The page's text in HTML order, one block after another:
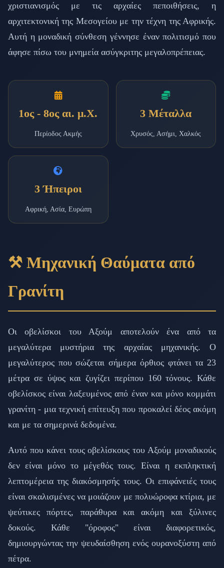
χριστιανισμός με τις αρχαίες πεποιθήσεις, η
αρχιτεκτονική της Μεσογείου με την τέχνη της Αφρικής.
Αυτή η μοναδική σύνθεση γέννησε έναν πολιτισμό που
άφησε πίσω του μνημεία ασύγκριτης μεγαλοπρέπειας.
1ος - 8ος αι. μ.Χ.
Περίοδος Ακμής
3 Μέταλλα
Χρυσός, Ασήμι, Χαλκός
3 Ήπειροι
Αφρική, Ασία, Ευρώπη
⚒️ Μηχανική Θαύματα από
Γρανίτη
Οι οβελίσκοι του Αξούμ αποτελούν ένα από τα
μεγαλύτερα μυστήρια της αρχαίας μηχανικής. Ο
μεγαλύτερος που σώζεται σήμερα όρθιος φτάνει τα 23
μέτρα σε ύψος και ζυγίζει περίπου 160 τόνους. Κάθε
οβελίσκος είναι λαξευμένος από έναν και μόνο κομμάτι
γρανίτη - μια τεχνική επίτευξη που προκαλεί δέος ακόμη
και με τα σημερινά δεδομένα.
Αυτό που κάνει τους οβελίσκους του Αξούμ μοναδικούς
δεν είναι μόνο το μέγεθός τους. Είναι η εκπληκτική
λεπτομέρεια της διακόσμησής τους. Οι επιφάνειές τους
είναι σκαλισμένες να μοιάζουν με πολυώροφα κτίρια, με
ψεύτικες πόρτες, παράθυρα και ακόμη και ξύλινες
δοκούς. Κάθε "όροφος" είναι διαφορετικός,
δημιουργώντας την ψευδαίσθηση ενός ουρανοξύστη από
πέτρα.